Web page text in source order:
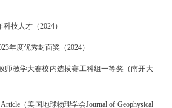
技人才（2024）
年度优秀封面奖（2024）
师教学大赛校内选拔赛工科组一等奖（南开大
Article（美国地球物理学会Journal of Geophysical